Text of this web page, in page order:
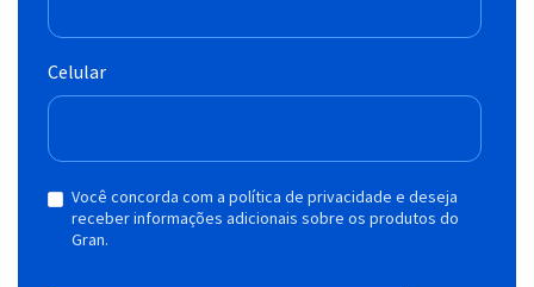
Celular
Você concorda com a política de privacidade e deseja
receber informações adicionais sobre os produtos do
Gran.